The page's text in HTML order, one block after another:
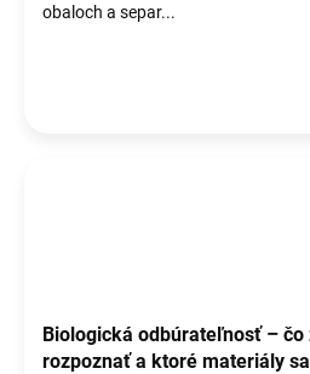
obaloch a separ...
Biologická odbúrateľnosť – čo
rozpoznať a ktoré materiály